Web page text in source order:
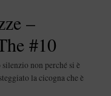
–
#10
non perché si è
la cicogna che è